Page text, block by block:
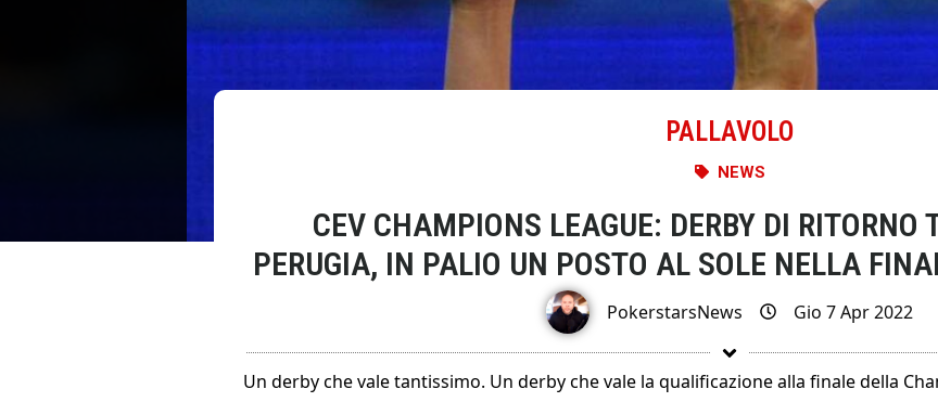
PALLAVOLO
NEWS
CEV CHAMPIONS LEAGUE: DERBY DI RITORNO
PERUGIA, IN PALIO UN POSTO AL SOLE NELLA
PokerstarsNews Gio 7 Apr 2022
Un derby che vale tantissimo. Un derby che vale la qualificazione alla finale della